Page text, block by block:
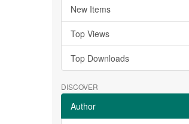
New Items
Top Views
Top Downloads
DISCOVER
Author